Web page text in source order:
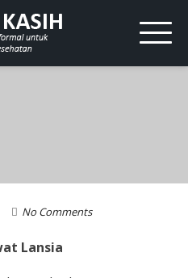
No Comments
Lansia